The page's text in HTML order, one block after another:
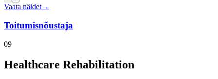
Vaata näidet→
Toitumisnõustaja
09
Healthcare Rehabilitation